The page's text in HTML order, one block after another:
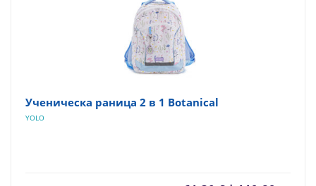
Ученическа раница 2 в 1 Botanical
YOLO